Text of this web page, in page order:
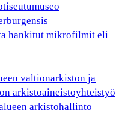
hankitut mikrofilmit eli
valtionarkiston ja
arkistoaineistoyhteistyö
arkistohallinto